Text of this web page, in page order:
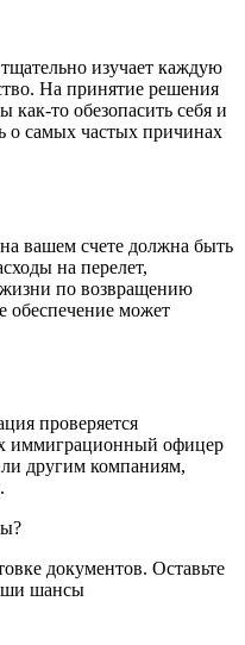
изучает каждую
На принятие решения
как-то обезопасить себя и
о самых частых причинах
вашем счете должна быть
на перелет,
по возвращению
обеспечение может
проверяется
иммиграционный офицер
другим компаниям,
документов. Оставьте
шансы